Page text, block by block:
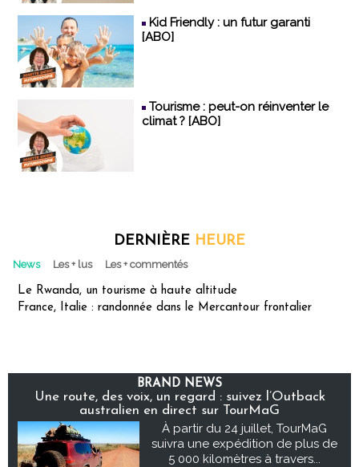
Kid Friendly : un futur garanti
[ABO]
Tourisme : peut-on réinventer le
climat ? [ABO]
DERNIÈRE HEURE
News Les + lus Les + commentés
Le Rwanda, un tourisme à haute altitude
France, Italie : randonnée dans le Mercantour frontalier
BRAND NEWS
Une route, des voix, un regard : suivez l’Outback
australien en direct sur TourMaG
À partir du 24 juillet, TourMaG
suivra une expédition de plus de
5 000 kilomètres à travers...